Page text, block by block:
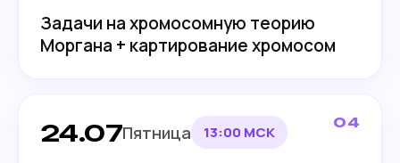
Задачи на хромосомную теорию
Моргана + картирование хромосом
04
24.07Пятница 13:00 МСК